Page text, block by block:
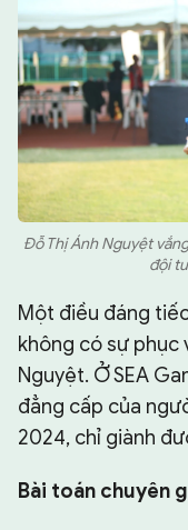
Đỗ Thị Ánh Nguyệt
đội
Một điều đáng
không có sự phục
Nguyệt. Ở SEA
đẳng cấp của
2024, chỉ giành
Bài toán chuyên